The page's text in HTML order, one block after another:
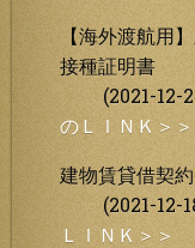
【海外渡航用
接種証明書
(2021-12-
のＬＩＮＫ＞＞
建物賃貸借契
(2021-12-
ＬＩＮＫ＞＞